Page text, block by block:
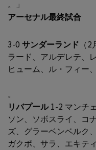
。」
アーセナル最終試合
3-0 サンダーランド （
ラード、アルデレテ、
ヒューム、ル・フィー
。
リバプール1-2 マンチ
ソン、ソボスライ、コ
ズ、グラーベンベルク
ガクポ、サラ、エキテ